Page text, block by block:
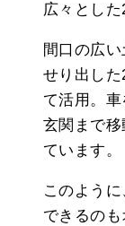
広々とした
間口の広
せり出し
て活用。
玄関まで移
ています。
このよう
できるのも